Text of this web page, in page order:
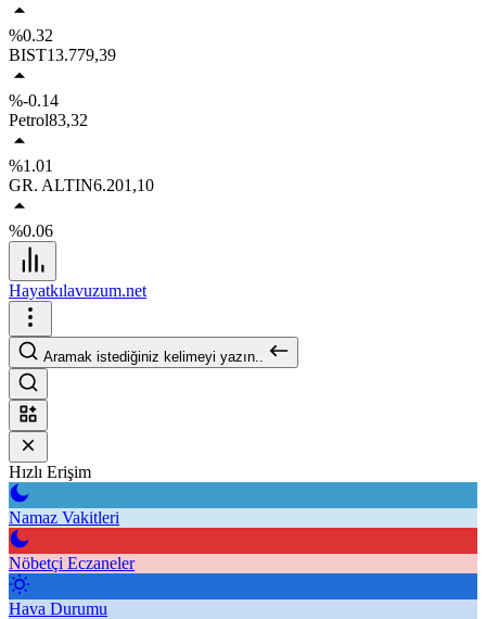
%0.32
BIST13.779,39
%-0.14
Petrol83,32
%1.01
GR. ALTIN6.201,10
%0.06
Hayatkılavuzum.net
Aramak istediğiniz kelimeyi yazın..
Hızlı Erişim
Namaz Vakitleri
Nöbetçi Eczaneler
Hava Durumu